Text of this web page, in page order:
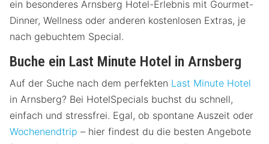
ein besonderes Arnsberg Hotel-Erlebnis mit Gourmet-
Dinner, Wellness oder anderen kostenlosen Extras, je
nach gebuchtem Special.
Buche ein Last Minute Hotel in Arnsberg
Auf der Suche nach dem perfekten Last Minute Hotel
in Arnsberg? Bei HotelSpecials buchst du schnell,
einfach und stressfrei. Egal, ob spontane Auszeit oder
Wochenendtrip – hier findest du die besten Angebote